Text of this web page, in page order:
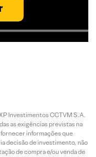
Investimentos CCTVM S.A.
as exigências previstas na
informações que
decisão de investimento, não
de compra e/ou venda de